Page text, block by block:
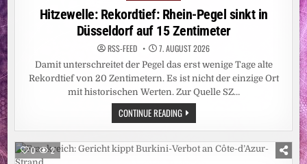
Hitzewelle: Rekordtief: Rhein-Pegel sinkt in
Düsseldorf auf 15 Zentimeter
RSS-FEED 7. AUGUST 2026
Damit unterschreitet der Pegel das erst wenige Tage alte
Rekordtief von 20 Zentimetern. Es ist nicht der einzige Ort
mit historischen Werten. Zur Quelle SZ…
CONTINUE READINGHITZEWELLE:
REKORDTIEF:
RHEIN-
SINKT
IN
0 2